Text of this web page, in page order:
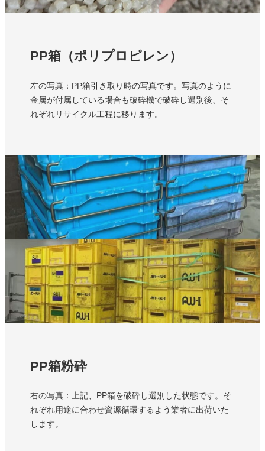
PP箱（ポリプロピレン）
左の写真：PP箱引き取り時の写真です。写真のように
金属が付属している場合も破砕機で破砕し選別後、そ
れぞれリサイクル工程に移ります。
PP箱粉砕
右の写真：上記、PP箱を破砕し選別した状態です。そ
れぞれ用途に合わせ資源循環するよう業者に出荷いた
します。